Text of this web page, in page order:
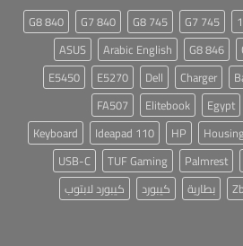
745 G7
745 G8
840 G7
840 G8
846 G8
Arabic English
ASUS
Charger
Dell
E5270
E5450
Egypt
Elitebook
FA507
Housing
HP
Ideapad 110
Keyboard
Palmrest
TUF Gaming
USB-C
بطارية كيبورد
كيبورد لابتوب